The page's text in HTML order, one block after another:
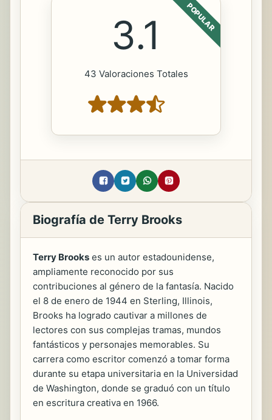
POPULAR
3.1
43 Valoraciones Totales
Biografía de Terry Brooks
Terry Brooks es un autor estadounidense,
ampliamente reconocido por sus
contribuciones al género de la fantasía. Nacido
el 8 de enero de 1944 en Sterling, Illinois,
Brooks ha logrado cautivar a millones de
lectores con sus complejas tramas, mundos
fantásticos y personajes memorables. Su
carrera como escritor comenzó a tomar forma
durante su etapa universitaria en la Universidad
de Washington, donde se graduó con un título
en escritura creativa en 1966.